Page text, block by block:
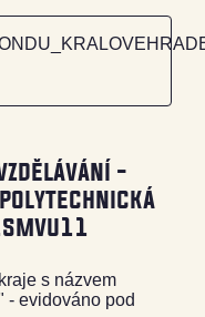
-
s názvem
- evidováno pod